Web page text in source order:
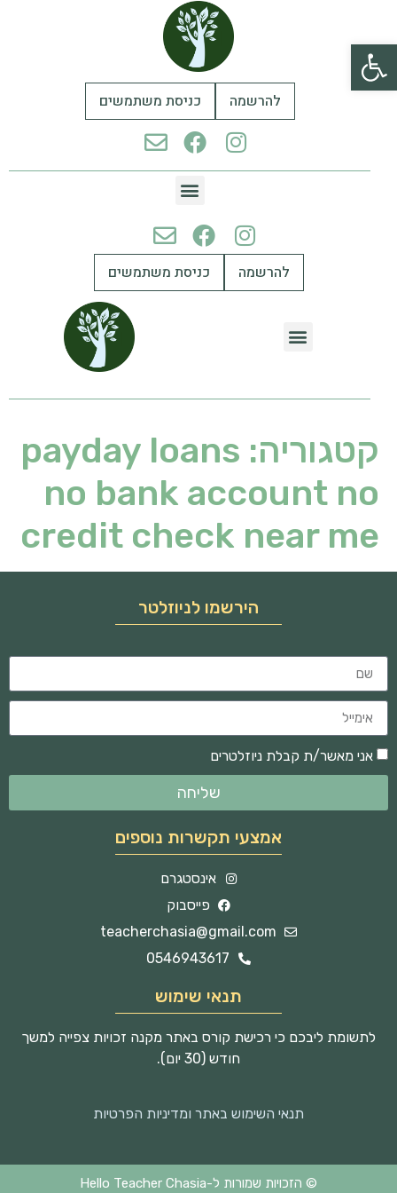
פתח סרגל נגישות
להרשמה כניסת משתמשים
להרשמה כניסת משתמשים
קטגוריה: payday loans
no bank account no
credit check near me
הירשמו לניוזלטר
אני מאשר/ת קבלת ניוזלטרים
שליחה
אמצעי תקשרות נוספים
אינסטגרם
פייסבוק
teacherchasia@gmail.com
0546943617
תנאי שימוש
לתשומת ליבכם כי רכישת קורס באתר מקנה זכויות צפייה למשך
חודש (30 יום).
תנאי השימוש באתר ומדיניות הפרטיות
© הזכויות שמורות ל-Hello Teacher Chasia